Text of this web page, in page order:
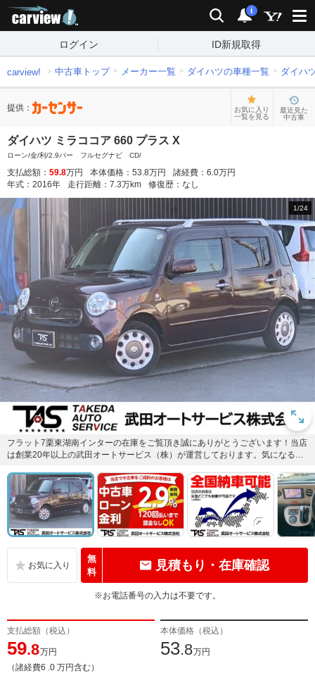
検索 通知
i
ログイン ID新規取得
carview! 中古車トップ メーカー一覧 ダイハツの車種一覧 ダイハ
提供：
お気に入り
一覧を見る
最近見た
中古車
ダイハツ ミラココア 660 プラス X
ローン/金/利/2.9パー フルセグナビ CD/
支払総額： 59.8万円 本体価格： 53.8万円 諸経費： 6.0万円
年式： 2016年 走行距離： 7.3万km 修復歴： なし
1/24
フラット7栗東湖南インターの在庫をご覧頂き誠にありがとうございます！当店
は創業20年以上の武田オートサービス（株）が運営しております。気になる点
無
料
見積もり・在庫確認
※お電話番号の入力は不要です。
支払総額（税込）
59.8万円
（諸経費6 .0 万円含む）
本体価格（税込）
53.8万円